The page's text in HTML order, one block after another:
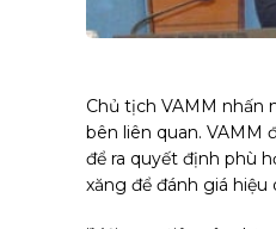
Chủ tịch VAMM nhấn
bên liên quan. VAMM
để ra quyết định phù
xăng để đánh giá hiệu